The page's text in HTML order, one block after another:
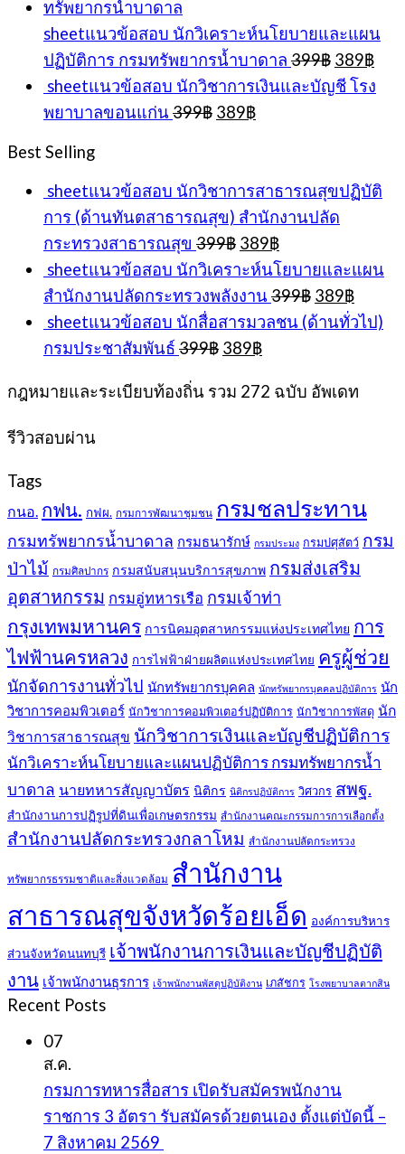
399฿.389฿.
sheetแนวข้อสอบ นักวิเคราะห์นโยบายและแผน
ปฏิบัติการ กรมทรัพยากรน้ำบาดาล 399฿ Original
price
was:
389฿
is:
sheetแนวข้อสอบ นักวิชาการเงินและบัญชี โรง
พยาบาลขอนแก่น 399฿ Original
389฿Current
Best Selling
sheetแนวข้อสอบ นักวิชาการสาธารณสุขปฏิบัติ
การ (ด้านทันตสาธารณสุข) สำนักงานปลัด
กระทรวงสาธารณสุข 399฿ Original
price
was:
399฿.
389฿Current
price
is:
389฿.
sheetแนวข้อสอบ นักวิเคราะห์นโยบายและแผน
สำนักงานปลัดกระทรวงพลังงาน 399฿ Original
price
was:
389฿
price
is:
sheetแนวข้อสอบ นักสื่อสารมวลชน (ด้านทั่วไป)
กรมประชาสัมพันธ์ 399฿ Original
was:
389฿Current
is:
กฎหมายและระเบียบท้องถิ่น รวม 272 ฉบับ อัพเดท
รีวิวสอบผ่าน
Tags
กนอ. กฟน. กฟผ. กรมการพัฒนาชุมชน กรมชลประทาน
กรมทรัพยากรน้ำบาดาล กรมธนารักษ์ กรมประมง กรมปศุสัตว์ กรม
ป่าไม้ กรมศิลปากร กรมสนับสนุนบริการสุขภาพ กรมส่งเสริม
อุตสาหกรรม กรมอู่ทหารเรือ กรมเจ้าท่า
กรุงเทพมหานคร การนิคมอุตสาหกรรมแห่งประเทศไทย การ
ไฟฟ้านครหลวง การไฟฟ้าฝ่ายผลิตแห่งประเทศไทย ครูผู้ช่วย
นักจัดการงานทั่วไป นักทรัพยากรบุคคล นักทรัพยากรบุคคลปฏิบัติการ นัก
วิชาการคอมพิวเตอร์ นักวิชาการคอมพิวเตอร์ปฏิบัติการ นักวิชาการพัสดุ นัก
วิชาการสาธารณสุข นักวิชาการเงินและบัญชีปฏิบัติการ
นักวิเคราะห์นโยบายและแผนปฏิบัติการ กรมทรัพยากรน้ำ
บาดาล นายทหารสัญญาบัตร นิติกร นิติกรปฏิบัติการ วิศวกร สพฐ.
สำนักงานการปฏิรูปที่ดินเพื่อเกษตรกรรม สำนักงานคณะกรรมการการเลือกตั้ง
สำนักงานปลัดกระทรวงกลาโหม สำนักงานปลัดกระทรวง
ทรัพยากรธรรมชาติและสิ่งแวดล้อม สำนักงาน
สาธารณสุขจังหวัดร้อยเอ็ด องค์การบริหาร
ส่วนจังหวัดนนทบุรี เจ้าพนักงานการเงินและบัญชีปฏิบัติ
งาน เจ้าพนักงานธุรการ เจ้าพนักงานพัสดุปฏิบัติงาน เภสัชกร โรงพยาบาลตากสิน
Recent Posts
07
ส.ค.
กรมการทหารสื่อสาร เปิดรับสมัครพนักงาน
ราชการ 3 อัตรา รับสมัครด้วยตนเอง ตั้งแต่บัดนี้ –
7 สิงหาคม 2569